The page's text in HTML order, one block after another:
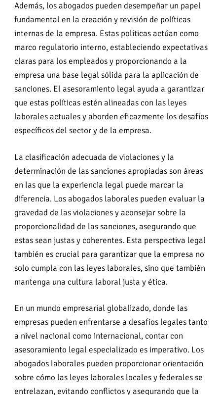
Además, los abogados pueden desempeñar un papel
fundamental en la creación y revisión de políticas
internas de la empresa. Estas políticas actúan como
marco regulatorio interno, estableciendo expectativas
claras para los empleados y proporcionando a la
empresa una base legal sólida para la aplicación de
sanciones. El asesoramiento legal ayuda a garantizar
que estas políticas estén alineadas con las leyes
laborales actuales y aborden eficazmente los desafíos
específicos del sector y de la empresa.
La clasificación adecuada de violaciones y la
determinación de las sanciones apropiadas son áreas
en las que la experiencia legal puede marcar la
diferencia. Los abogados laborales pueden evaluar la
gravedad de las violaciones y aconsejar sobre la
proporcionalidad de las sanciones, asegurando que
estas sean justas y coherentes. Esta perspectiva legal
también es crucial para garantizar que la empresa no
solo cumpla con las leyes laborales, sino que también
mantenga una cultura laboral justa y ética.
En un mundo empresarial globalizado, donde las
empresas pueden enfrentarse a desafíos legales tanto
a nivel nacional como internacional, contar con
asesoramiento legal especializado es imperativo. Los
abogados laborales pueden proporcionar orientación
sobre cómo las leyes laborales locales y federales se
entrelazan, evitando conflictos y asegurando que la